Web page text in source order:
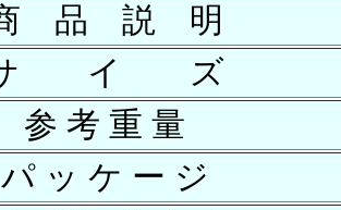
品 説 明
イ ズ
参 考 重 量
パ ッ ケ ー ジ